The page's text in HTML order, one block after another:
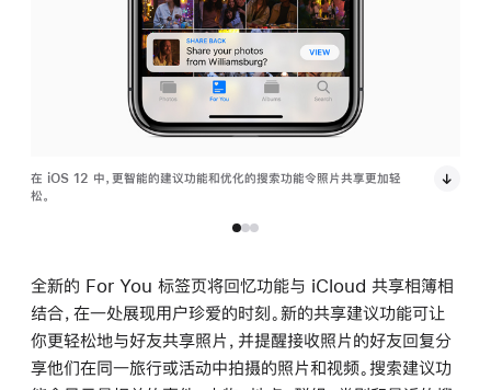
在 iOS 12 中，更智能的建议功能和优化的搜索功能令照片共享更加轻
松。
全新的 For You 标签页将回忆功能与 iCloud 共享相簿相
结合，在一处展现用户珍爱的时刻。新的共享建议功能可让
你更轻松地与好友共享照片，并提醒接收照片的好友回复分
享他们在同一旅行或活动中拍摄的照片和视频。搜索建议功